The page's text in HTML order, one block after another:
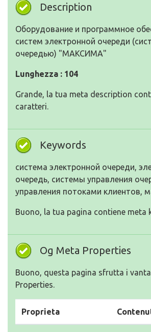
Description
Оборудование и программное
систем электронной очереди
очередью) "МАКСИМА"
Lunghezza : 104
Grande, la tua meta description
caratteri.
Keywords
система электронной очереди,
очередь, системы управления
управления потоками клиентов,
Buono, la tua pagina contiene meta
Og Meta Properties
Buono, questa pagina sfrutta i
Properties.
Proprieta